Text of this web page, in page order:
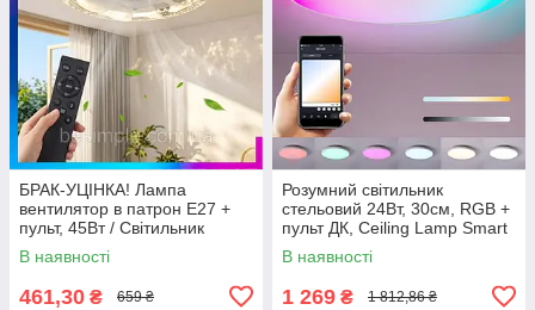
БРАК-УЦІНКА! Лампа
вентилятор в патрон Е27 +
пульт, 45Вт / Світильник
стельовий / Стельовий
вентилятор / Люстра з
В наявності
461,30 ₴ 659 ₴
Розумний світильник
стельовий 24Вт, 30см, RGB +
пульт ДК, Ceiling Lamp Smart
/ LED люстра світлодіодна
В наявності
1 269 ₴ 1 812,86 ₴